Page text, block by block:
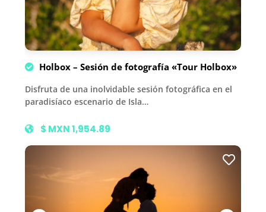
Holbox – Sesión de fotografía «Tour Holbox»
Disfruta de una inolvidable sesión fotográfica en el
paradisíaco escenario de Isla…
$ MXN 1,954.89